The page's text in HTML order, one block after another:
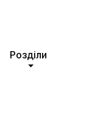
Розділи